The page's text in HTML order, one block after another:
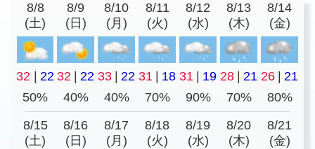
8/8
(土)
8/9
(日)
8/10
(月)
8/11
(火)
8/12
(水)
8/13
(木)
8/14
(金)
32 22 32 22 33 22 31 18 31 19 28 21 26
21
50%
40% 40% 70% 90% 70% 80%
8/15
(土)
8/16
(日)
8/17
(月)
8/18
(火)
8/19
(水)
8/20
(木)
8/21
(金)